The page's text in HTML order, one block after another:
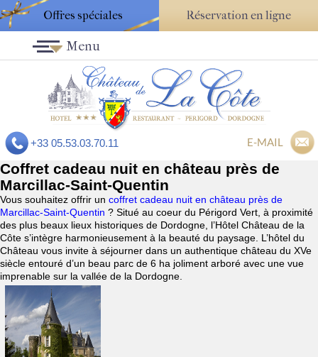
Offres spéciales Réservation en ligne
+33 05.53.03.70.11 E-MAIL
Menu
Coffret cadeau nuit en château près de
Marcillac-Saint-Quentin
Vous souhaitez offrir un coffret cadeau nuit en château près de
Marcillac-Saint-Quentin ? Situé au coeur du Périgord Vert, à proximité
des plus beaux lieux historiques de Dordogne, l’Hôtel Château de la
Côte s’intègre harmonieusement à la beauté du paysage. L’hôtel du
Château vous invite à séjourner dans un authentique château du XVe
siècle entouré d’un beau parc de 6 ha joliment arboré avec une vue
imprenable sur la vallée de la Dordogne.